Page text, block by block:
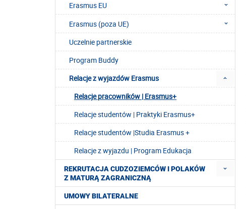
Erasmus EU
Erasmus (poza UE)
Uczelnie partnerskie
Program Buddy
Relacje z wyjazdów Erasmus
Relacje pracowników | Erasmus+
Relacje studentów | Praktyki Erasmus+
Relacje studentów |Studia Erasmus +
Relacje z wyjazdu | Program Edukacja
REKRUTACJA CUDZOZIEMCÓW I POLAKÓW
Z MATURĄ ZAGRANICZNĄ
UMOWY BILATERALNE